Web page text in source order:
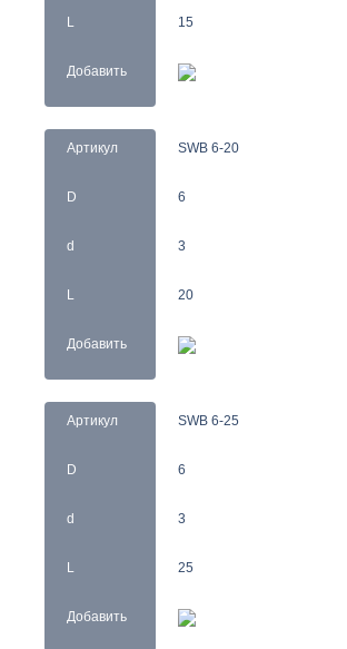
L
Добавить
15
Артикул
D
d
L
Добавить
SWB 6-20
6
3
20
Артикул
D
d
L
Добавить
SWB 6-25
6
3
25